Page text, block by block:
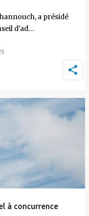
a présidé
d'ad…
à concurrence